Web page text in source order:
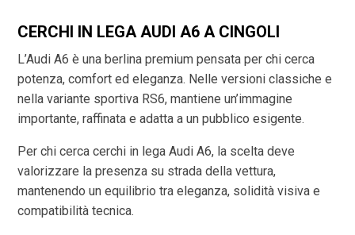
CERCHI IN LEGA AUDI A6 A CINGOLI
L’Audi A6 è una berlina premium pensata per chi cerca
potenza, comfort ed eleganza. Nelle versioni classiche e
nella variante sportiva RS6, mantiene un’immagine
importante, raffinata e adatta a un pubblico esigente.
Per chi cerca cerchi in lega Audi A6, la scelta deve
valorizzare la presenza su strada della vettura,
mantenendo un equilibrio tra eleganza, solidità visiva e
compatibilità tecnica.